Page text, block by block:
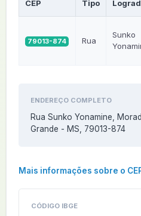
CEP Tipo
79013-874 Rua
Sunko
ENDEREÇO COMPLETO
Rua Sunko Yonamine,
Grande - MS, 79013-874
Mais informações sobre o
CÓDIGO IBGE